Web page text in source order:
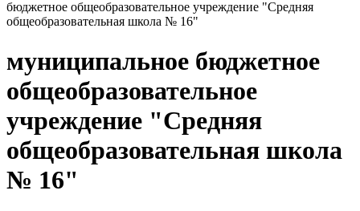
бюджетное общеобразовательное учреждение "Средняя
общеобразовательная школа № 16"
муниципальное бюджетное
общеобразовательное
учреждение "Средняя
общеобразовательная школа
№ 16"